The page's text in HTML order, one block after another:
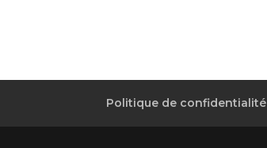
Politique de confidentialité